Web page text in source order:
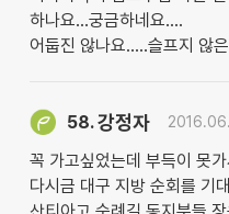
하나요...궁금하네요....
어둡진 않나요.....슬프지 않
58.강정자
꼭 가고싶었는데 부득이 못
다시금 대구 지방 순회를 기